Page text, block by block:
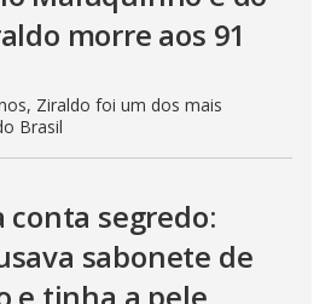
morre aos 91
Ziraldo foi um dos mais
Brasil
conta segredo:
sabonete de